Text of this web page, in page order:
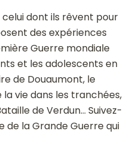
celui dont ils rêvent pour
des expériences
Guerre mondiale
et les adolescents en
de Douaumont, le
vie dans les tranchées,
de Verdun… Suivez-
de la Grande Guerre qui